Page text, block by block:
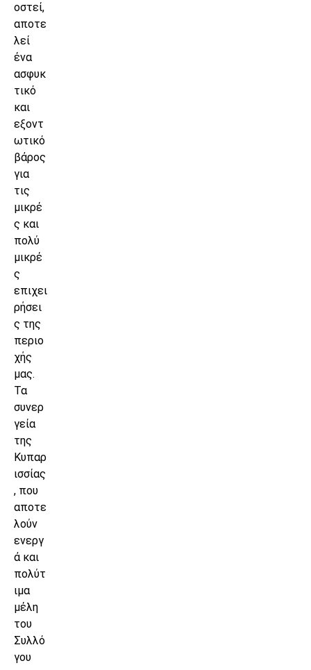
οστεί,
αποτε
λεί
ένα
ασφυκ
τικό
και
εξοντ
ωτικό
βάρος
για
τις
μικρέ
ς και
πολύ
μικρέ
ς
επιχει
ρήσει
ς της
περιο
χής
μας.
Τα
συνερ
γεία
της
Κυπαρ
ισσίας
, που
αποτε
λούν
ενεργ
ά και
πολύτ
ιμα
μέλη
του
Συλλό
γου